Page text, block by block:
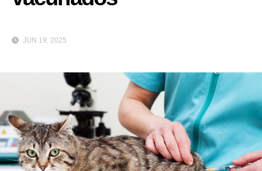
JUN 19, 2025